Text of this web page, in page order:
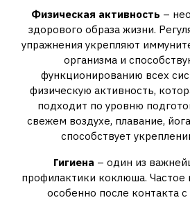
Физическая активность –
здорового образа жизни.
упражнения укрепляют
организма и
функционированию всех
физическую активность,
подходит по уровню
свежем воздухе, плавание,
способствует
Гигиена – один из
профилактики коклюша.
особенно после контакта